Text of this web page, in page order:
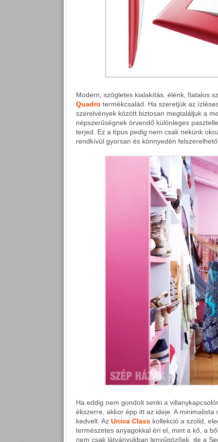
Modern, szögletes kialakítás, élénk, fiatalos
Quadro termékcsalád. Ha szeretjük az
szerelvények között biztosan megtaláljuk a
népszerűségnek örvendő különleges
terjed. Ez a típus pedig nem csak nekünk
rendkívül gyorsan és könnyedén
Ha eddig nem gondolt senki a
ékszerre, akkor épp itt az ideje. A
kedvelt. Az Unica Class kollekció a szolid,
természetes anyagokkal éri el, mint a kő, a
nem csak látványukban lenyűgözőek, de a